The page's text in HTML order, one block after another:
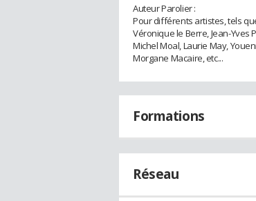
Auteur Parolier :
Pour différents artistes, tels
Véronique le Berre, Jean-Yves
Michel Moal, Laurie May,
Morgane Macaire, etc...
Formations
Réseau